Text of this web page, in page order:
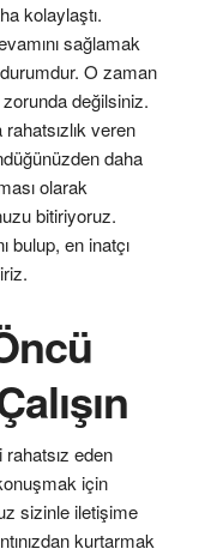
kolaylaştı.
sağlamak
O zaman
değilsiniz.
veren
daha
olarak
bitiriyoruz.
bulup, en inatçı
eden
için
sizinle iletişime
kurtarmak